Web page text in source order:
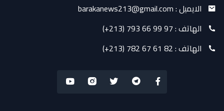
الايميل :barakanews213@gmail.com
الهاتف :(+213) 793 66 99 97
الهاتف :(+213) 782 67 61 82